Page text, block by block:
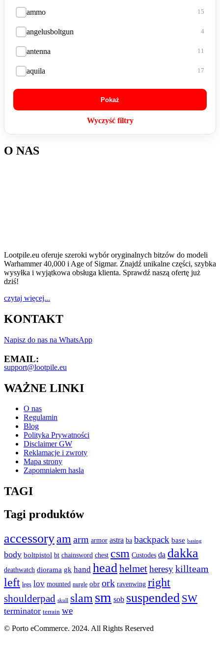
ammo 15
angelusboltgun 4
antenna 11
aquila 17
arm 406
armiger 27
armorpanel
assaultcannon 2
autocannon
autogun
autopistol
auxiliarygranadelauncher
axe
back
backbanner
bald
banner 77
bare
baricade
barricade
Pokaż
Wyczyść filtry
O NAS
Lootpile.eu oferuje szeroki wybór oryginalnych bitzów do modeli
Warhammer 40,000 i Age of Sigmar. Znajdź unikalne części, szybka
wysyłka i wyjątkowa obsługa klienta. Sprawdź naszą ofertę już
dziś!
czytaj więcej...
KONTAKT
Napisz do nas na WhatsApp
EMAIL:
support@lootpile.eu
WAŻNE LINKI
O nas
Regulamin
Blog
Polityka Prywatności
Disclaimer GW
Reklamacje i zwroty
Mapa strony
Zapomniałem hasla
TAGI
Tagi produktów
accessoryam arm armor astra ba backpack base basing
body boltpistol bt chainsword chest csm Custodes da dakka
deathwatch diorama gk hand headhelmetheresykillteam
left legs lov mounted nurgle obr ork ravenwing right
shoulderpad skull slam sm sob suspended SW
terminator terrain we
© Porto eCommerce. 2024. All Rights Reserved